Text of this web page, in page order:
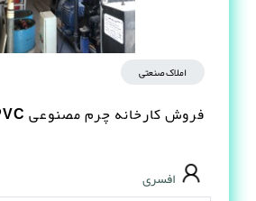
املاک صنعتی
فروش کارخانه چرم مصنوعى PVC در شیراز
افسری